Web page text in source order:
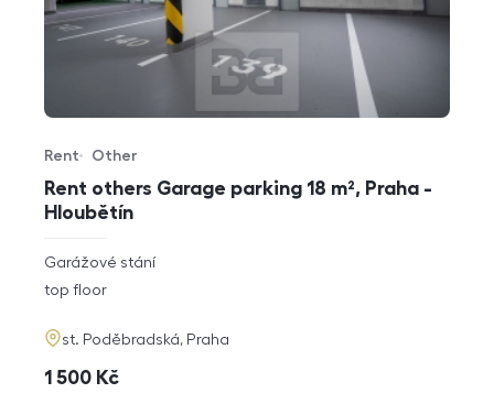
Rent others Garage parking 18 m², Praha -
Hloubětín
Offer type
Rent
Property type
Other
rozměry
disposition
Garážové stání
funkce
top floor
adresa
st. Poděbradská, Praha
cena
1 500 Kč